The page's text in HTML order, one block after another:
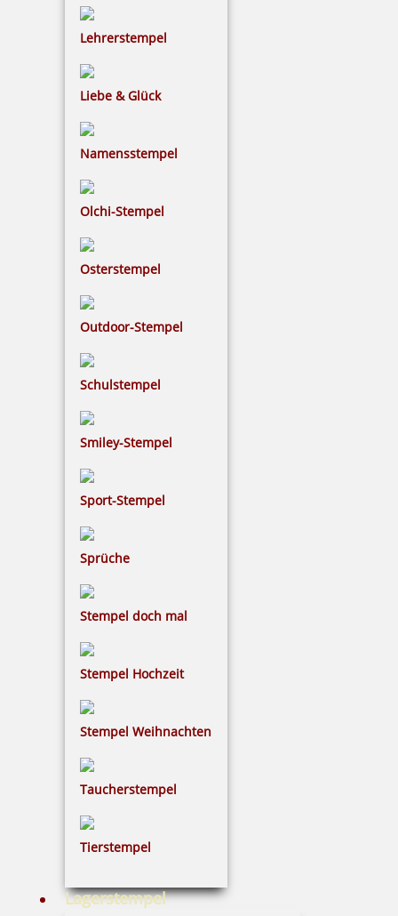
Lehrerstempel
Liebe & Glück
Namensstempel
Olchi-Stempel
Osterstempel
Outdoor-Stempel
Schulstempel
Smiley-Stempel
Sport-Stempel
Sprüche
Stempel doch mal
Stempel Hochzeit
Stempel Weihnachten
Taucherstempel
Tierstempel
Lagerstempel